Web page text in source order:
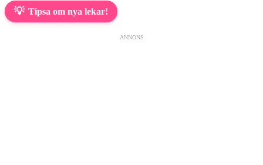
💡 Tipsa om nya lekar!
ANNONS